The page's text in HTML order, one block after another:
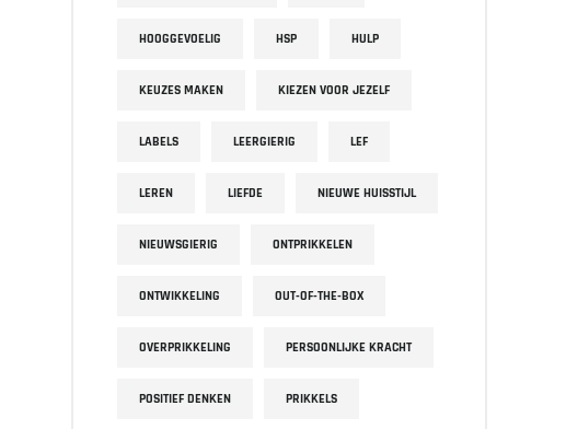
HOOGGEVOELIG HSP HULP
KEUZES MAKEN KIEZEN VOOR JEZELF
LABELS LEERGIERIG LEF
LEREN LIEFDE NIEUWE HUISSTIJL
NIEUWSGIERIG ONTPRIKKELEN
ONTWIKKELING OUT-OF-THE-BOX
OVERPRIKKELING PERSOONLIJKE KRACHT
POSITIEF DENKEN PRIKKELS